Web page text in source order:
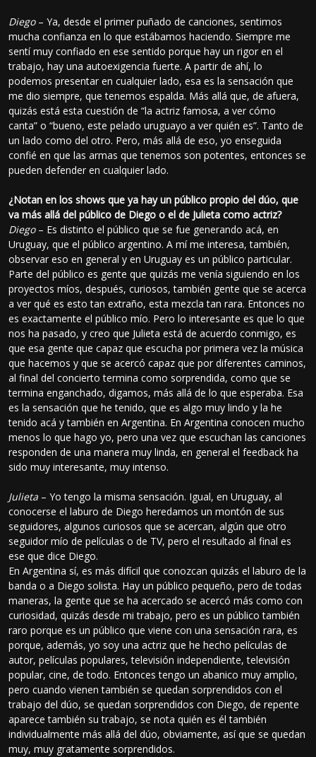
Diego– Ya, desde el primer puñado de canciones, sentimos
mucha confianza en lo que estábamos haciendo. Siempre me
sentí muy confiado en ese sentido porque hay un rigor en el
trabajo, hay una autoexigencia fuerte. A partir de ahí, lo
podemos presentar en cualquier lado, esa es la sensación que
me dio siempre, que tenemos espalda. Más allá que, de afuera,
quizás está esta cuestión de “la actriz famosa, a ver cómo
canta” o “bueno, este pelado uruguayo a ver quién es”. Tanto de
un lado como del otro. Pero, más allá de eso, yo enseguida
confié en que las armas que tenemos son potentes, entonces se
pueden defender en cualquier lado.
¿Notan en los shows que ya hay un público propio del dúo, que
va más allá del público de Diego o el de Julieta como actriz?
Diego– Es distinto el público que se fue generando acá, en
Uruguay, que el público argentino. A mí me interesa, también,
observar eso en general y en Uruguay es un público particular.
Parte del público es gente que quizás me venía siguiendo en los
proyectos míos, después, curiosos, también gente que se acerca
a ver qué es esto tan extraño, esta mezcla tan rara. Entonces no
es exactamente el público mío. Pero lo interesante es que lo que
nos ha pasado, y creo que Julieta está de acuerdo conmigo, es
que esa gente que capaz que escucha por primera vez la música
que hacemos y que se acercó capaz que por diferentes caminos,
al final del concierto termina como sorprendida, como que se
termina enganchado, digamos, más allá de lo que esperaba. Esa
es la sensación que he tenido, que es algo muy lindo y la he
tenido acá y también en Argentina. En Argentina conocen mucho
menos lo que hago yo, pero una vez que escuchan las canciones
responden de una manera muy linda, en general el feedback ha
sido muy interesante, muy intenso.
Julieta – Yo tengo la misma sensación. Igual, en Uruguay, al
conocerse el laburo de Diego heredamos un montón de sus
seguidores, algunos curiosos que se acercan, algún que otro
seguidor mío de películas o de TV, pero el resultado al final es
ese que dice Diego.
En Argentina sí, es más difícil que conozcan quizás el laburo de la
banda o a Diego solista. Hay un público pequeño, pero de todas
maneras, la gente que se ha acercado se acercó más como con
curiosidad, quizás desde mi trabajo, pero es un público también
raro porque es un público que viene con una sensación rara, es
porque, además, yo soy una actriz que he hecho películas de
autor, películas populares, televisión independiente, televisión
popular, cine, de todo. Entonces tengo un abanico muy amplio,
pero cuando vienen también se quedan sorprendidos con el
trabajo del dúo, se quedan sorprendidos con Diego, de repente
aparece también su trabajo, se nota quién es él también
individualmente más allá del dúo, obviamente, así que se quedan
muy, muy gratamente sorprendidos.